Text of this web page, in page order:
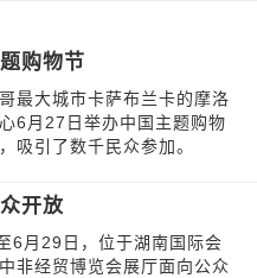
购物节
最大城市卡萨布兰卡的摩洛
6月27日举办中国主题购物
吸引了数千民众参加。
开放
6月29日，位于湖南国际会
非经贸博览会展厅面向公众